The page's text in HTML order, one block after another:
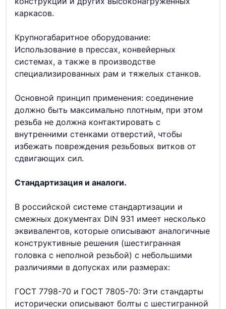
каркасов.
Крупногабаритное оборудование:
Использование в прессах, конвейерных
системах, а также в производстве
специализированных рам и тяжелых станков.
Основной принцип применения: соединение
должно быть максимально плотным, при этом
резьба не должна контактировать с
внутренними стенками отверстий, чтобы
избежать повреждения резьбовых витков от
сдвигающих сил.
Стандартизация и аналоги.
В российской системе стандартизации и
смежных документах DIN 931 имеет несколько
эквивалентов, которые описывают аналогичные
конструктивные решения (шестигранная
головка с неполной резьбой) с небольшими
различиями в допусках или размерах:
ГОСТ 7798-70 и ГОСТ 7805-70: Эти стандарты
исторически описывают болты с шестигранной